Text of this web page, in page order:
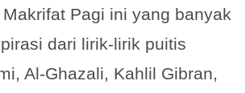
Pagi ini yang banyak
dari lirik-lirik puitis
Al-Ghazali, Kahlil Gibran,